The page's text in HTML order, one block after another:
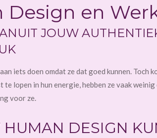
Design en
JOUW
iets doen omdat ze dat goed kunnen. Toch
te lopen in hun energie, hebben ze vaak
voor ze.
DESIGN